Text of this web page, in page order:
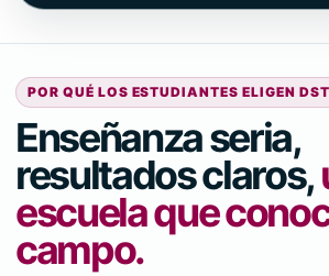
POR QUÉ LOS ESTUDIANTES ELIGEN
Enseñanza seria,
resultados claros,
escuela que
campo.